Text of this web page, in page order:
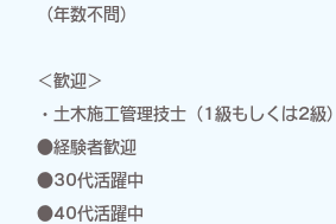
（年数不問）
＜歓迎＞
・土木施工管理技士（1級もしくは2級）
●経験者歓迎
●30代活躍中
●40代活躍中